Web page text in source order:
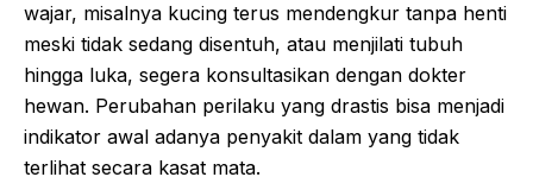
wajar, misalnya kucing terus mendengkur tanpa henti
meski tidak sedang disentuh, atau menjilati tubuh
hingga luka, segera konsultasikan dengan dokter
hewan. Perubahan perilaku yang drastis bisa menjadi
indikator awal adanya penyakit dalam yang tidak
terlihat secara kasat mata.